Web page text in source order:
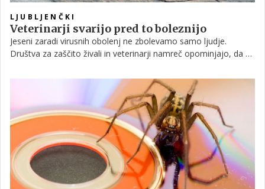
LJUBLJENČKI
Veterinarji svarijo pred to boleznijo
Jeseni zaradi virusnih obolenj ne zbolevamo samo ljudje.
Društva za zaščito živali in veterinarji namreč opominjajo, da so
Tako opozarjajo, da je v porastu mačja kuga, ki je lahko za